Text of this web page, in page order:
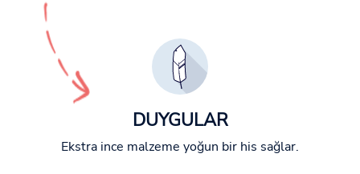
DUYGULAR
Ekstra ince malzeme yoğun bir his sağlar.